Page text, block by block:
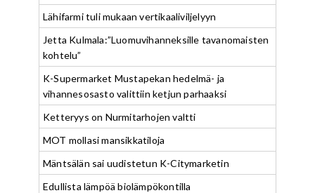
Lähifarmi tuli mukaan vertikaaliviljelyyn
Jetta Kulmala:”Luomuvihanneksille tavanomaisten
kohtelu”
K-Supermarket Mustapekan hedelmä- ja
vihannesosasto valittiin ketjun parhaaksi
Ketteryys on Nurmitarhojen valtti
MOT mollasi mansikkatiloja
Mäntsälän sai uudistetun K-Citymarketin
Edullista lämpöä biolämpökontilla